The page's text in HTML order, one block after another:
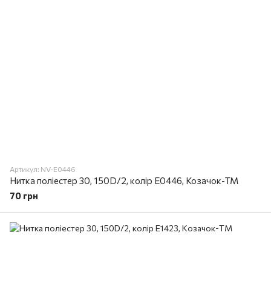
Артикул: NV-E0446
Нитка поліестер 30, 150D/2, колір E0446, Козачок-ТМ
70 грн